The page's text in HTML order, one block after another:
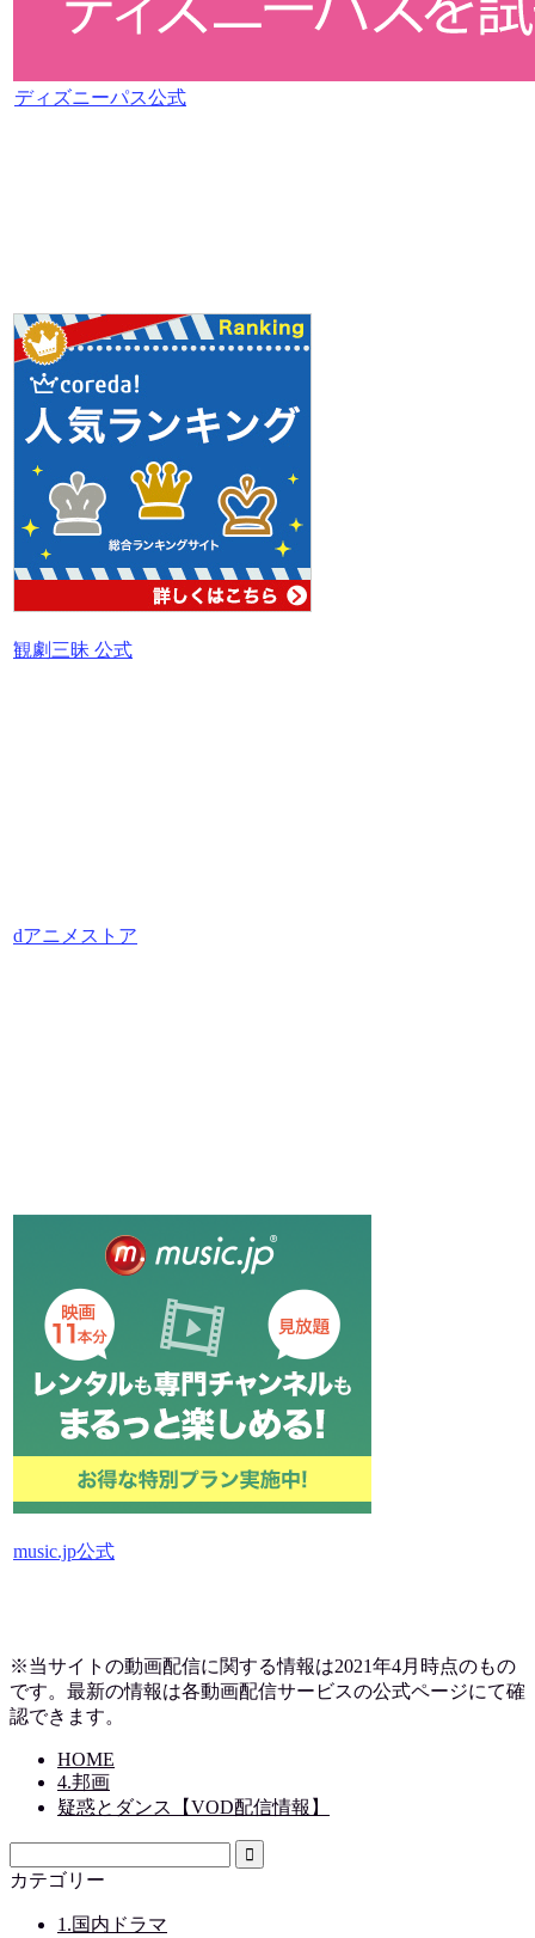
ディズニーパス公式
観劇三昧 公式
dアニメストア
music.jp公式
※当サイトの動画配信に関する情報は2021年4月時点のもの
です。最新の情報は各動画配信サービスの公式ページにて確
認できます。
HOME
4.邦画
疑惑とダンス【VOD配信情報】
カテゴリー
1.国内ドラマ